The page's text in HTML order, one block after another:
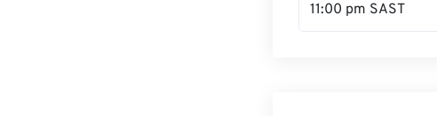
11:00 pm SAST